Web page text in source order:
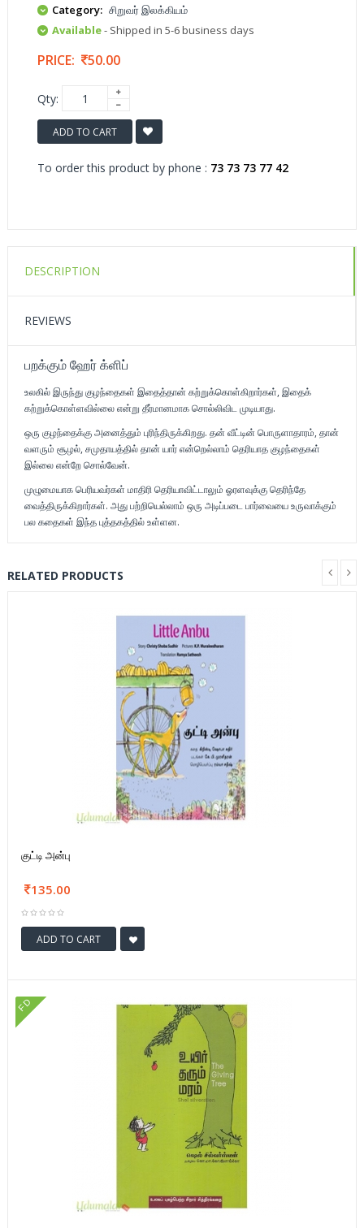
Category: சிறுவர் இலக்கியம்
Available- Shipped in 5-6 business days
PRICE: 50.00
Qty:
ADD TO CART
To order this product by phone : 73 73 73 77 42
DESCRIPTION
REVIEWS
பறக்கும் ஹேர் க்ளிப்
உலகில் இருந்து குழந்தைகள் இதைத்தான் கற்றுக்கொள்கிறார்கள், இதைக்
கற்றுக்கொள்ளவில்லை என்று தீர்மானமாக சொல்லிவிட முடியாது.
ஒரு குழந்தைக்கு அனைத்தும் புரிந்திருக்கிறது. தன் வீட்டின் பொருளாதாரம், தான்
வளரும் சூழல், சமுதாயத்தில் தான் யார் என்றெல்லாம் தெரியாத குழந்தைகள்
இல்லை என்றே சொல்வேன்.
முழுமையாக பெரியவர்கள் மாதிரி தெரியாவிட்டாலும் ஓரளவுக்கு தெரிந்தே
வைத்திருக்கிறார்கள். அது பற்றியெல்லாம் ஒரு அடிப்படை பார்வையை உருவாக்கும்
பல கதைகள் இந்த புத்தகத்தில் உள்ளன.
RELATED PRODUCTS
குட்டி அன்பு
135.00
ADD TO CART
FD